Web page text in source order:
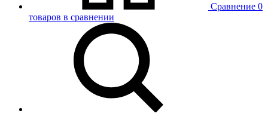
Сравнение 0
товаров в сравнении